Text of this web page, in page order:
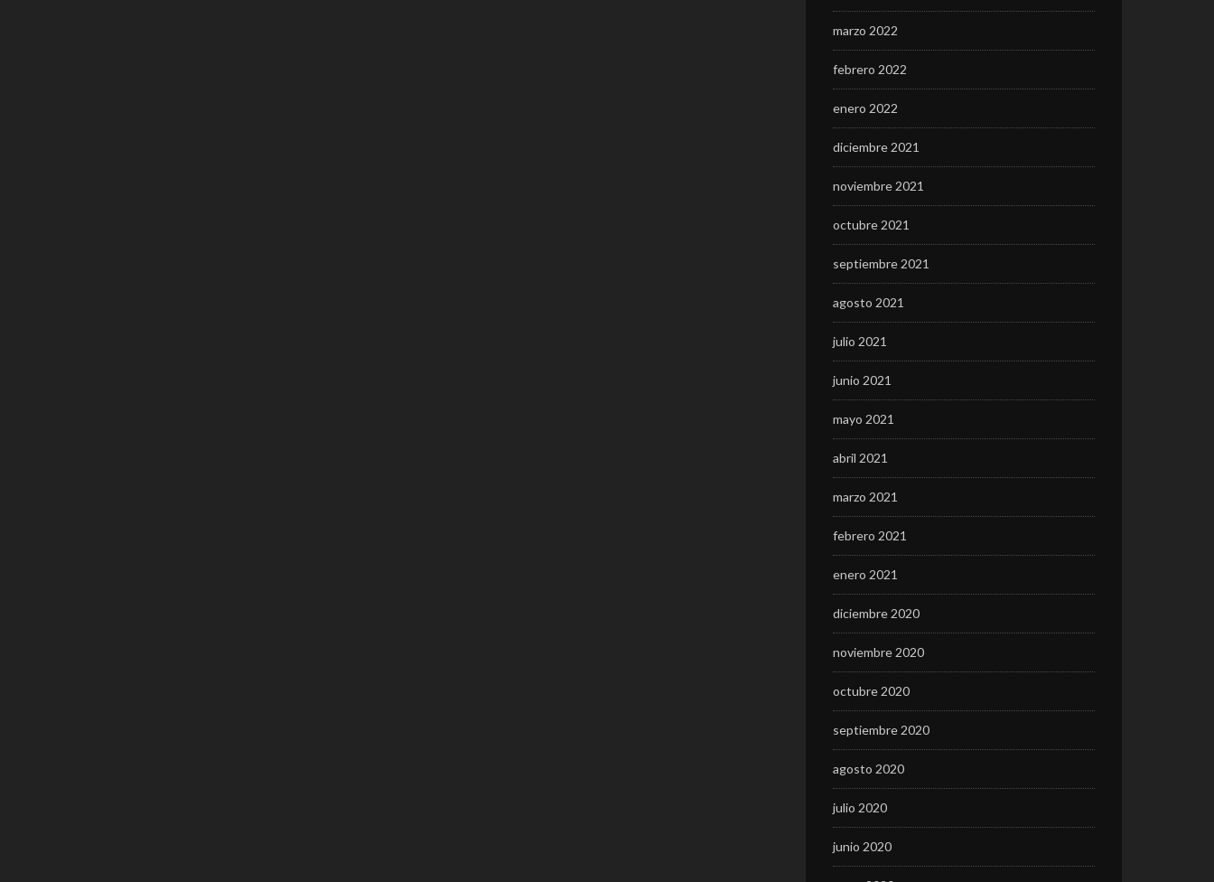
marzo 2022
febrero 2022
enero 2022
diciembre 2021
noviembre 2021
octubre 2021
septiembre 2021
agosto 2021
julio 2021
junio 2021
mayo 2021
abril 2021
marzo 2021
febrero 2021
enero 2021
diciembre 2020
noviembre 2020
octubre 2020
septiembre 2020
agosto 2020
julio 2020
junio 2020